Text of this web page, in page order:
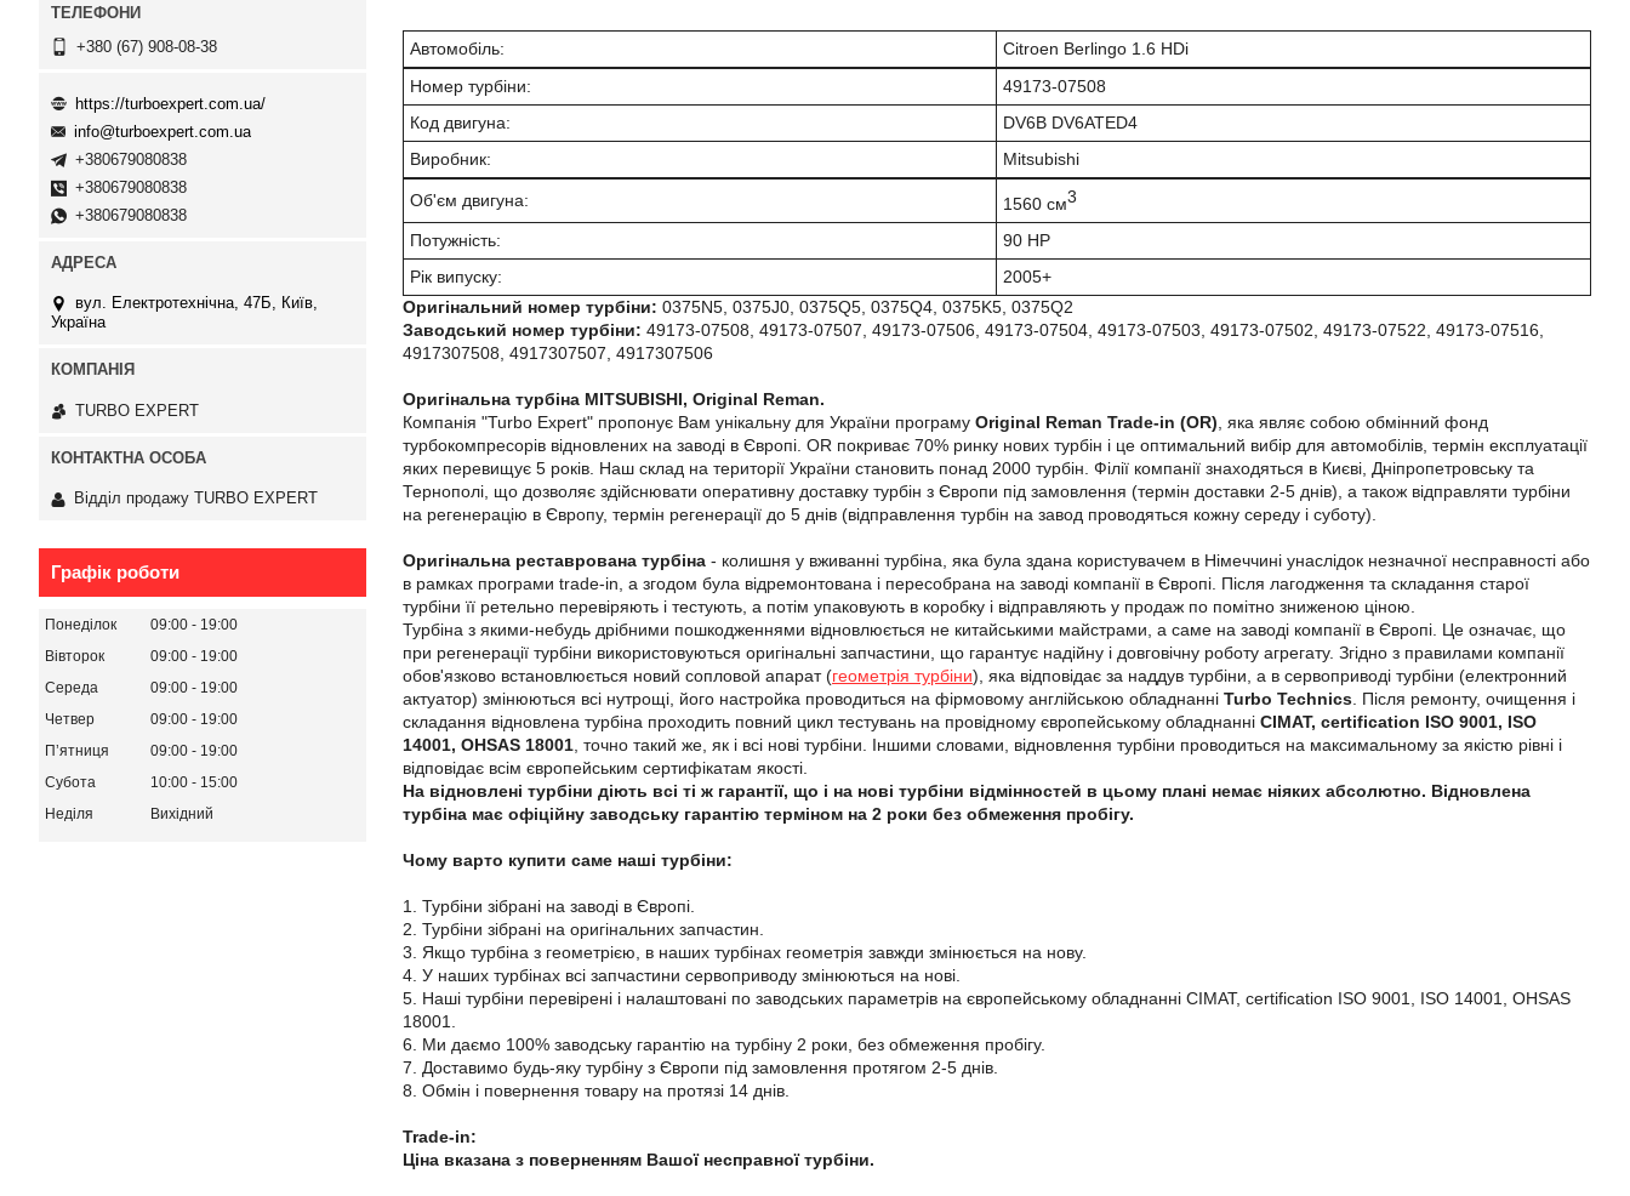
Автомобіль:
Citroen Berlingo 1.6 HDi
Номер турбіни:
49173-07508
Код двигуна:
DV6B DV6ATED4
Виробник:
Mitsubishi
Об'єм двигуна: 1560 см3
Потужність:
90 HP
Рік випуску:
2005+
Оригінальний номер турбіни: 0375N5, 0375J0, 0375Q5, 0375Q4, 0375K5, 0375Q2
Заводський номер турбіни: 49173-07508, 49173-07507, 49173-07506, 49173-07504, 49173-07503, 49173-07502, 49173-07522, 49173-07516,
4917307508, 4917307507, 4917307506
Оригінальна турбіна MITSUBISHI, Original Reman.
Компанія "Turbo Expert" пропонує Вам унікальну для України програму Original Reman Trade-in (OR) , яка являє собою обмінний фонд
турбокомпресорів відновлених на заводі в Європі. OR покриває 70% ринку нових турбін і це оптимальний вибір для автомобілів, термін експлуатації
яких перевищує 5 років. Наш склад на території України становить понад 2000 турбін. Філії компанії знаходяться в Києві, Дніпропетровську та
Тернополі, що дозволяє здійснювати оперативну доставку турбін з Європи під замовлення (термін доставки 2-5 днів), а також відправляти турбіни
на регенерацію в Європу, термін регенерації до 5 днів (відправлення турбін на завод проводяться кожну середу і суботу).
Оригінальна реставрована турбіна - колишня у вживанні турбіна, яка була здана користувачем в Німеччині унаслідок незначної несправності або
в рамках програми trade-in, а згодом була відремонтована і пересобрана на заводі компанії в Європі. Після лагодження та складання старої
турбіни її ретельно перевіряють і тестують, а потім упаковують в коробку і відправляють у продаж по помітно зниженою ціною.
Турбіна з якими-небудь дрібними пошкодженнями відновлюється не китайськими майстрами, а саме на заводі компанії в Європі. Це означає, що
при регенерації турбіни використовуються оригінальні запчастини, що гарантує надійну і довговічну роботу агрегату. Згідно з правилами компанії
обов'язково встановлюється новий сопловой апарат (геометрія турбіни), яка відповідає за наддув турбіни, а в сервоприводі турбіни (електронний
актуатор) змінюються всі нутрощі, його настройка проводиться на фірмовому англійською обладнанні Turbo Technics . Після ремонту, очищення і
складання відновлена турбіна проходить повний цикл тестувань на провідному європейському обладнанні CIMAT, certification ISO 9001, ISO
14001, OHSAS 18001 , точно такий же, як і всі нові турбіни. Іншими словами, відновлення турбіни проводиться на максимальному за якістю рівні і
відповідає всім європейським сертифікатам якості.
На відновлені турбіни діють всі ті ж гарантії, що і на нові турбіни відмінностей в цьому плані немає ніяких абсолютно. Відновлена
турбіна має офіційну заводську гарантію терміном на 2 роки без обмеження пробігу.
Чому варто купити саме наші турбіни:
1. Турбіни зібрані на заводі в Європі.
2. Турбіни зібрані на оригінальних запчастин.
3. Якщо турбіна з геометрією, в наших турбінах геометрія завжди змінюється на нову.
4. У наших турбінах всі запчастини сервоприводу змінюються на нові.
5. Наші турбіни перевірені і налаштовані по заводських параметрів на європейському обладнанні CIMAT, certification ISO 9001, ISO 14001, OHSAS
18001.
6. Ми даємо 100% заводську гарантію на турбіну 2 роки, без обмеження пробігу.
7. Доставимо будь-яку турбіну з Європи під замовлення протягом 2-5 днів.
8. Обмін і повернення товару на протязі 14 днів.
Trade-in:
Ціна вказана з поверненням Вашої несправної турбіни.
+380 (67) 908-08-38
https://turboexpert.com.ua/
info@turboexpert.com.ua
+380679080838
+380679080838
+380679080838
вул. Електротехнічна, 47Б, Київ,
Україна
TURBO EXPERT
Відділ продажу TURBO EXPERT
Графік роботи
Понеділок 09:00
19:00
Вівторок
09:00
19:00
Середа
09:00
19:00
Четвер
09:00
19:00
Пʼятниця
09:00
19:00
Субота
10:00
15:00
Неділя
Вихідний